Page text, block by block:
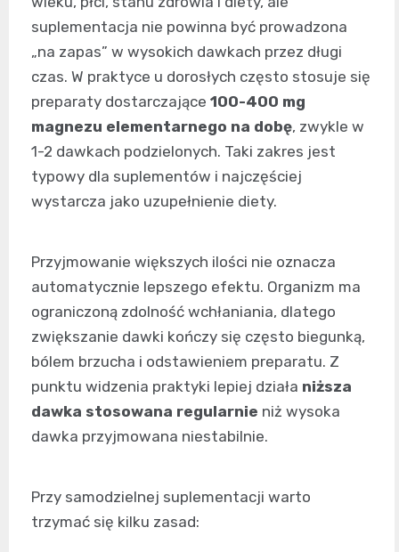
suplementacja nie powinna być prowadzona
„na zapas” w wysokich dawkach przez długi
czas. W praktyce u dorosłych często stosuje się
preparaty dostarczające 100-400 mg
magnezu elementarnego na dobę, zwykle w
1-2 dawkach podzielonych. Taki zakres jest
typowy dla suplementów i najczęściej
wystarcza jako uzupełnienie diety.
Przyjmowanie większych ilości nie oznacza
automatycznie lepszego efektu. Organizm ma
ograniczoną zdolność wchłaniania, dlatego
zwiększanie dawki kończy się często biegunką,
bólem brzucha i odstawieniem preparatu. Z
punktu widzenia praktyki lepiej działa niższa
dawka stosowana regularnie niż wysoka
dawka przyjmowana niestabilnie.
Przy samodzielnej suplementacji warto
trzymać się kilku zasad: